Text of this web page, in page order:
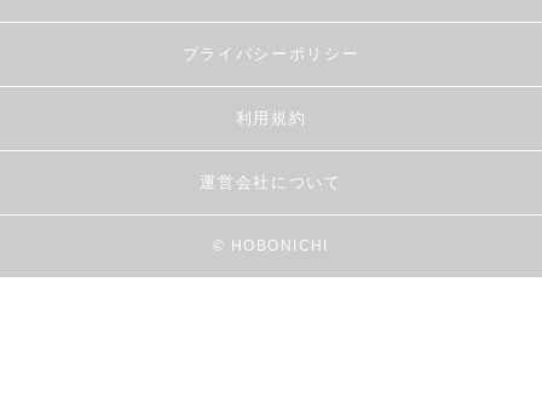
プライバシーポリシー
利用規約
運営会社について
© HOBONICHI